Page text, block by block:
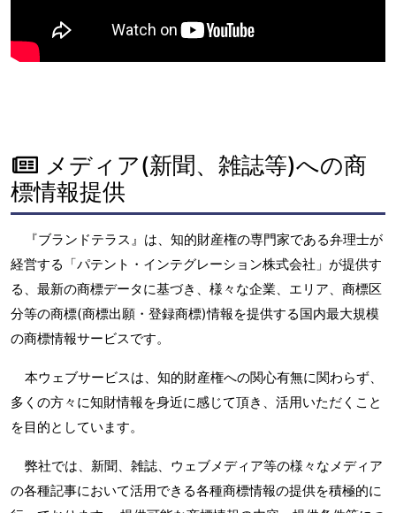
メディア(新聞、雑誌等)への商
標情報提供
『ブランドテラス』は、知的財産権の専門家である弁理士が
経営する「パテント・インテグレーション株式会社」が提供す
る、最新の商標データに基づき、様々な企業、エリア、商標区
分等の商標(商標出願・登録商標)情報を提供する国内最大規模
の商標情報サービスです。
本ウェブサービスは、知的財産権への関心有無に関わらず、
多くの方々に知財情報を身近に感じて頂き、活用いただくこと
を目的としています。
弊社では、新聞、雑誌、ウェブメディア等の様々なメディア
の各種記事において活用できる各種商標情報の提供を積極的に